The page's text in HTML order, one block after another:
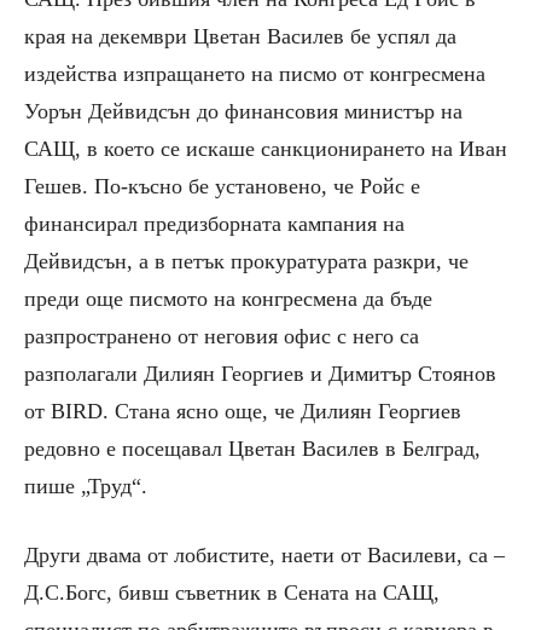
края на декември Цветан Василев бе успял да
издейства изпращането на писмо от конгресмена
Уорън Дейвидсън до финансовия министър на
САЩ, в което се искаше санкционирането на Иван
Гешев. По-късно бе установено, че Ройс е
финансирал предизборната кампания на
Дейвидсън, а в петък прокуратурата разкри, че
преди още писмото на конгресмена да бъде
разпространено от неговия офис с него са
разполагали Дилиян Георгиев и Димитър Стоянов
от BIRD. Стана ясно още, че Дилиян Георгиев
редовно е посещавал Цветан Василев в Белград,
пише „Труд“.
Други двама от лобистите, наети от Василеви, са –
Д.С.Богс, бивш съветник в Сената на САЩ,